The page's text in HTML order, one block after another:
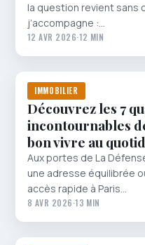
la question revient sans
j’accompagne :…
12 AVR 2026·12 MIN
IMMOBILIER
Découvrez les 7
incontournables
bon vivre au
Aux portes de La
une adresse équilibrée
accès rapide à Paris…
8 AVR 2026·13 MIN